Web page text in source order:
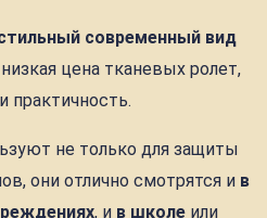
современный вид
цена тканевых ролет,
практичность.
не только для защиты
они отлично смотрятся и в
, и в школе или